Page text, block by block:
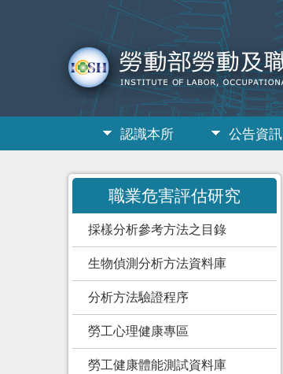
認識本所 公告資訊
職業危害評估研究
採樣分析參考方法之目錄
生物偵測分析方法資料庫
分析方法驗證程序
勞工心理健康專區
勞工健康體能測試資料庫